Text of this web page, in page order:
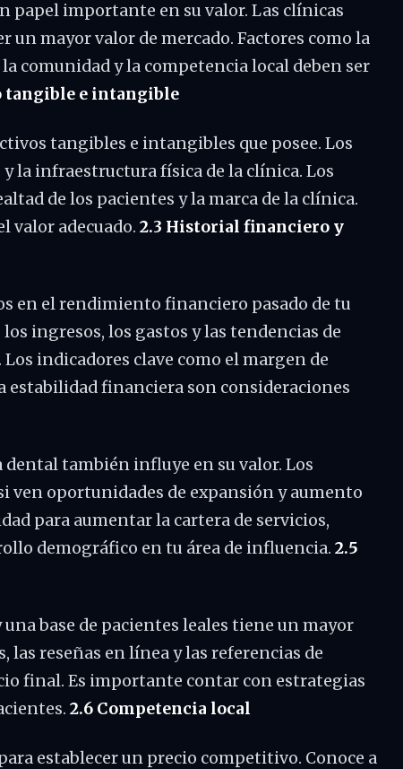
papel importante en su valor. Las clínicas
un mayor valor de mercado. Factores como la
comunidad y la competencia local deben ser
tangible e intangible
tangibles e intangibles que posee. Los
la infraestructura física de la clínica. Los
de los pacientes y la marca de la clínica.
valor adecuado. 2.3 Historial financiero y
en el rendimiento financiero pasado de tu
ingresos, los gastos y las tendencias de
indicadores clave como el margen de
estabilidad financiera son consideraciones
también influye en su valor. Los
ven oportunidades de expansión y aumento
para aumentar la cartera de servicios,
demográfico en tu área de influencia. 2.5
base de pacientes leales tiene un mayor
reseñas en línea y las referencias de
final. Es importante contar con estrategias
2.6 Competencia local
establecer un precio competitivo. Conoce a